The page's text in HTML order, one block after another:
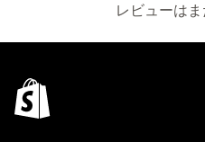
レビューは